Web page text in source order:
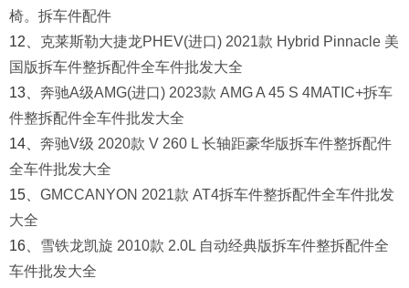
椅。拆车件配件
12、 克莱斯勒大捷龙PHEV(进口) 2021款 Hybrid Pinnacle 美
国版拆车件整拆配件全车件批发大全
13、 奔驰A级AMG(进口) 2023款 AMG A 45 S 4MATIC+拆车
件整拆配件全车件批发大全
14、 奔驰V级 2020款 V 260 L 长轴距豪华版拆车件整拆配件
全车件批发大全
15、 GMCCANYON 2021款 AT4拆车件整拆配件全车件批发
大全
16、 雪铁龙凯旋 2010款 2.0L 自动经典版拆车件整拆配件全
车件批发大全